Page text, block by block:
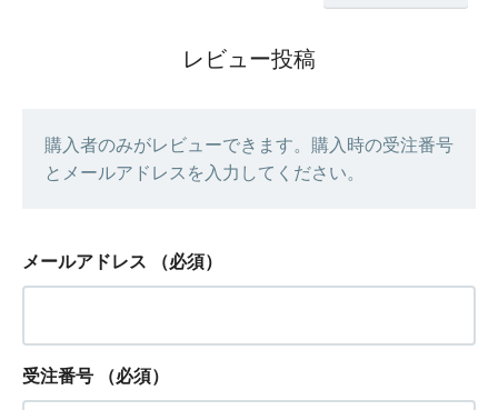
レビュー投稿
購入者のみがレビューできます。購入時の受注番号
とメールアドレスを入力してください。
メールアドレス （必須）
受注番号 （必須）